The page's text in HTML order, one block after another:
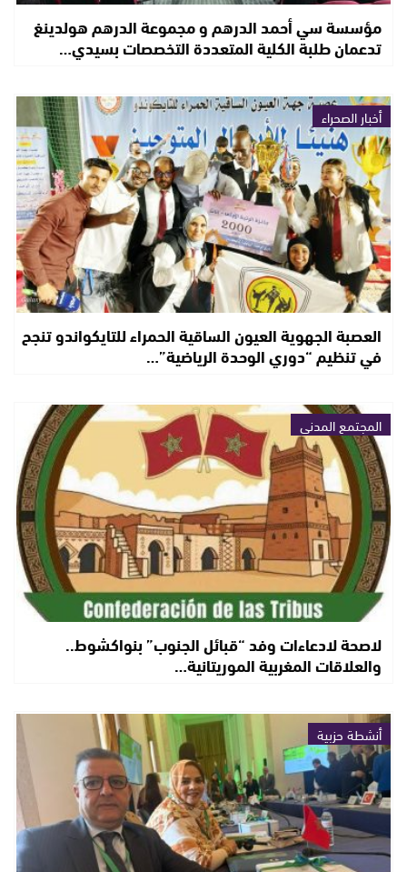
مؤسسة سي أحمد الدرهم و مجموعة الدرهم هولدينغ
تدعمان طلبة الكلية المتعددة التخصصات بسيدي…
أخبار الصحراء
العصبة الجهوية العيون الساقية الحمراء للتايكواندو تنجح
في تنظيم “دوري الوحدة الرياضية”…
المجتمع المدني
لاصحة لادعاءات وفد “قبائل الجنوب” بنواكشوط..
والعلاقات المغربية الموريتانية…
أنشطة حزبية